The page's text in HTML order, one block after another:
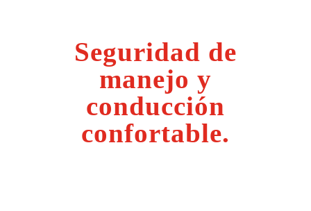
Seguridad de
manejo y
conducción
confortable.